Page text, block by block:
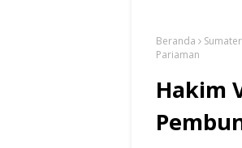
Beranda
Pariaman
Hakim